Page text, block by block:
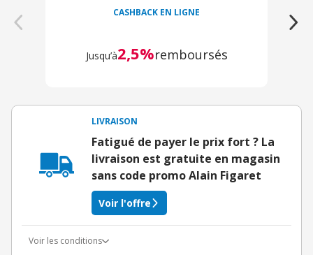
CASHBACK EN LIGNE
Jusqu’à2,5%remboursés
LIVRAISON
Fatigué de payer le prix fort ? La
livraison est gratuite en magasin
sans code promo Alain Figaret
Voir l'offre
Voir les conditions